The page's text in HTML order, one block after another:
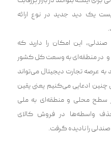
یک دید جدید در نوع ارائه
این امکان را دارید که
و در منطقه‌ای به وسعت کل کشور
به عرصه تجارت دیجیتال می‌تواند
چنین ادعایی می‌کنیم یعنی یقین
سطح محلی و منطقه‌ای به ملی
حذف واسطه‌ها در فروش کالای
را نادیده گرفت.